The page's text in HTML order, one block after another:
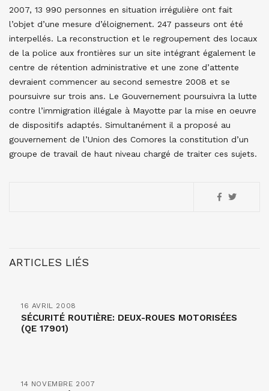
2007, 13 990 personnes en situation irrégulière ont fait
l’objet d’une mesure d’éloignement. 247 passeurs ont été
interpellés. La reconstruction et le regroupement des locaux
de la police aux frontières sur un site intégrant également le
centre de rétention administrative et une zone d’attente
devraient commencer au second semestre 2008 et se
poursuivre sur trois ans. Le Gouvernement poursuivra la lutte
contre l’immigration illégale à Mayotte par la mise en oeuvre
de dispositifs adaptés. Simultanément il a proposé au
gouvernement de l’Union des Comores la constitution d’un
groupe de travail de haut niveau chargé de traiter ces sujets.
ARTICLES LIÉS
16 AVRIL 2008
SÉCURITÉ ROUTIÈRE: DEUX-ROUES MOTORISÉES
(QE 17901)
14 NOVEMBRE 2007